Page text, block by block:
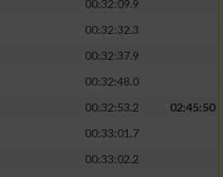
00:32:09.9
00:32:32.3
00:32:37.9
00:32:48.0
00:32:53.2
02:45:50
00:33:01.7
00:33:02.2